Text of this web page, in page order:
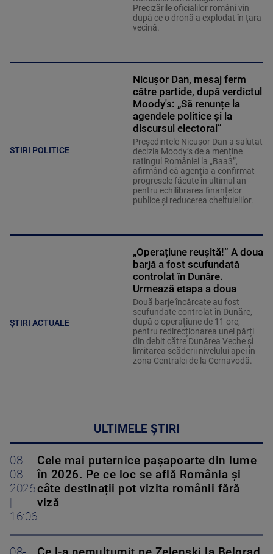
Precizările oficialilor români vin
după ce o dronă a explodat în țara
vecină.
STIRI POLITICE
Nicușor Dan, mesaj ferm
către partide, după verdictul
Moody's: „Să renunțe la
agendele politice şi la
discursul electoral”
Președintele Nicușor Dan a salutat
decizia Moody’s de a menține
ratingul României la „Baa3”,
afirmând că agenția a confirmat
progresele făcute în ultimul an
pentru echilibrarea finanțelor
publice și reducerea cheltuielilor.
ȘTIRI ACTUALE
„Operațiune reușită!” A doua
barjă a fost scufundată
controlat în Dunăre.
Urmează etapa a doua
Două barje încărcate au fost
scufundate controlat în Dunăre,
după o operațiune de 11 ore,
pentru redirecționarea unei părți
din debit către Dunărea Veche și
limitarea scăderii nivelului apei în
zona Centralei de la Cernavodă.
ULTIMELE ȘTIRI
08-
08-
2026
16:06
Cele mai puternice pașapoarte din lume
în 2026. Pe ce loc se află România și
câte destinații pot vizita românii fără
viză